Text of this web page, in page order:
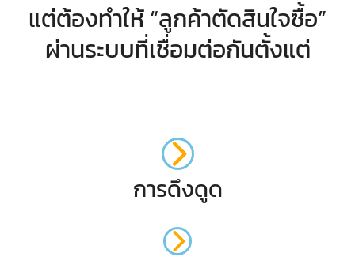
แต่ต้องทำให้ “ลูกค้าตัดสินใจซื้อ”
ผ่านระบบที่เชื่อมต่อกันตั้งแต่
การดึงดูด